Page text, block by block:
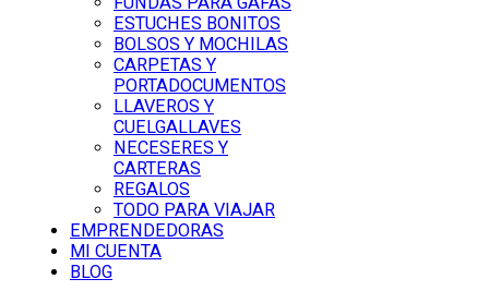
ESTUCHES BONITOS
BOLSOS Y MOCHILAS
CARPETAS Y
PORTADOCUMENTOS
LLAVEROS Y
CUELGALLAVES
NECESERES Y
CARTERAS
REGALOS
TODO PARA VIAJAR
EMPRENDEDORAS
MI CUENTA
BLOG